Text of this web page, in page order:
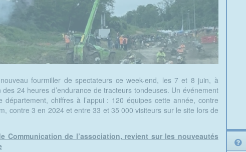
fourmiller de spectateurs ce week-end, les 7 et 8 juin, à
des 24 heures d’endurance de tracteurs tondeuses. Un événement
département, chiffres à l’appui : 120 équipes cette année, contre
contre 3 en 2024 et entre 33 et 35 000 visiteurs sur le site lors de
Communication de l’association, revient sur les nouveautés